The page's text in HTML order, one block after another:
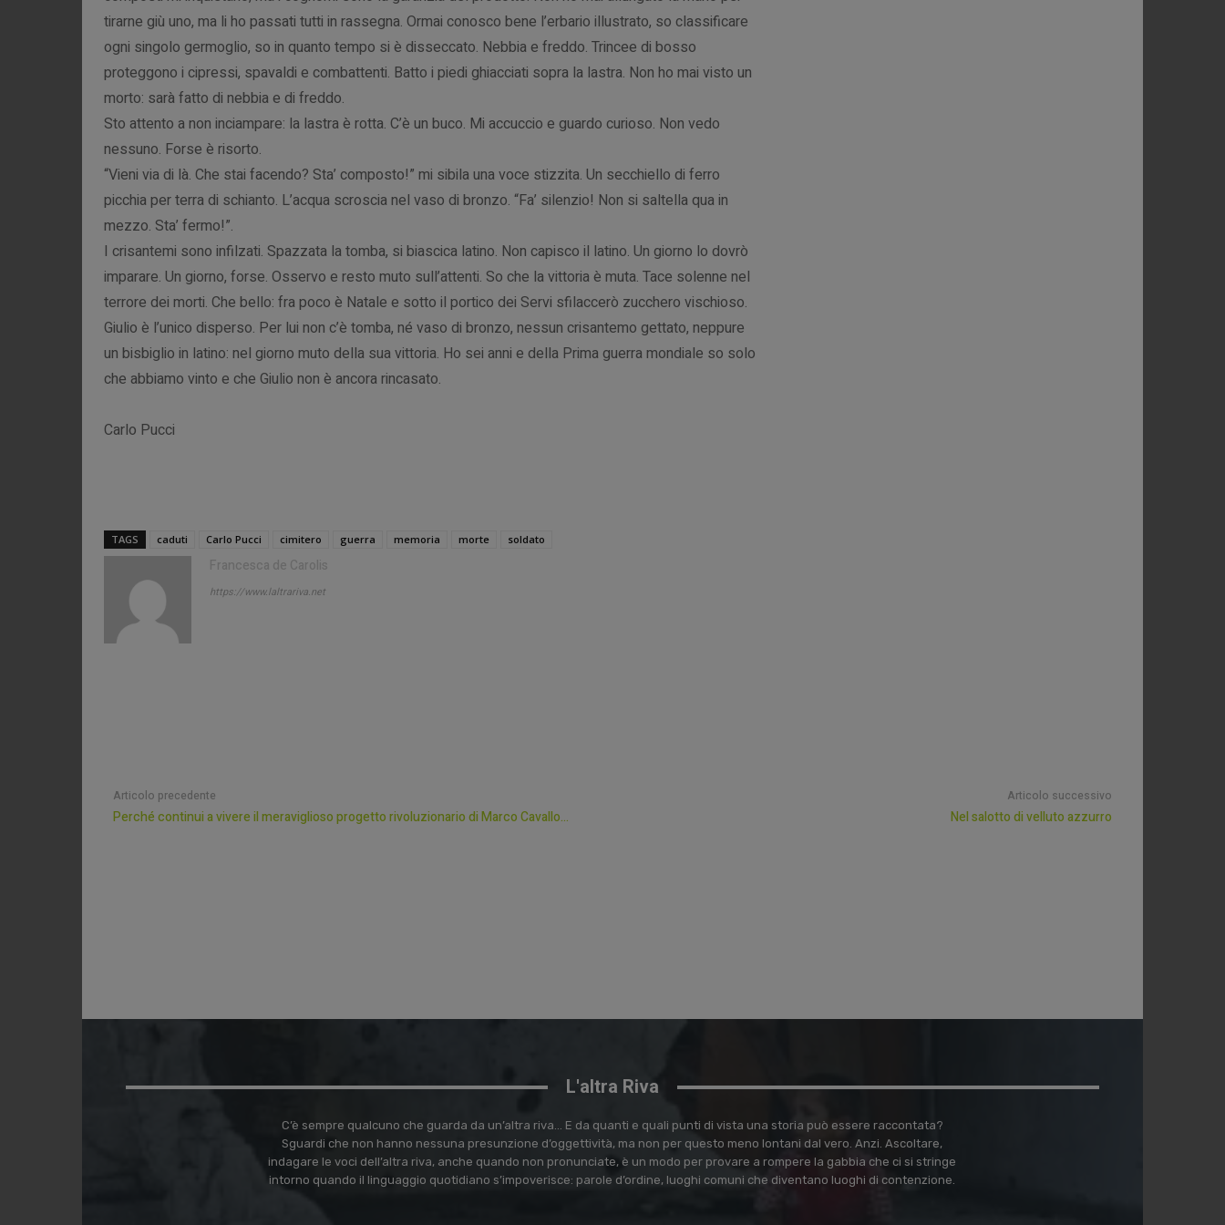
tirarne giù uno, ma li ho passati tutti in rassegna. Ormai conosco bene l’erbario illustrato, so classificare
ogni singolo germoglio, so in quanto tempo si è disseccato. Nebbia e freddo. Trincee di bosso
proteggono i cipressi, spavaldi e combattenti. Batto i piedi ghiacciati sopra la lastra. Non ho mai visto un
morto: sarà fatto di nebbia e di freddo.
Sto attento a non inciampare: la lastra è rotta. C’è un buco. Mi accuccio e guardo curioso. Non vedo
nessuno. Forse è risorto.
“Vieni via di là. Che stai facendo? Sta’ composto!” mi sibila una voce stizzita. Un secchiello di ferro
picchia per terra di schianto. L’acqua scroscia nel vaso di bronzo. “Fa’ silenzio! Non si saltella qua in
mezzo. Sta’ fermo!”.
I crisantemi sono infilzati. Spazzata la tomba, si biascica latino. Non capisco il latino. Un giorno lo dovrò
imparare. Un giorno, forse. Osservo e resto muto sull’attenti. So che la vittoria è muta. Tace solenne nel
terrore dei morti. Che bello: fra poco è Natale e sotto il portico dei Servi sfilaccerò zucchero vischioso.
Giulio è l’unico disperso. Per lui non c’è tomba, né vaso di bronzo, nessun crisantemo gettato, neppure
un bisbiglio in latino: nel giorno muto della sua vittoria. Ho sei anni e della Prima guerra mondiale so solo
che abbiamo vinto e che Giulio non è ancora rincasato.
Carlo Pucci
TAGS caduti Carlo Pucci cimitero guerra memoria morte soldato
Francesca de Carolis
https://www.laltrariva.net
Articolo precedente
Perché continui a vivere il meraviglioso progetto rivoluzionario di Marco Cavallo…
Articolo successivo
Nel salotto di velluto azzurro
L'altra Riva
C’è sempre qualcuno che guarda da un’altra riva… E da quanti e quali punti di vista una storia può essere raccontata?
Sguardi che non hanno nessuna presunzione d’oggettività, ma non per questo meno lontani dal vero. Anzi. Ascoltare,
indagare le voci dell’altra riva, anche quando non pronunciate, è un modo per provare a rompere la gabbia che ci si stringe
intorno quando il linguaggio quotidiano s’impoverisce: parole d’ordine, luoghi comuni che diventano luoghi di contenzione.